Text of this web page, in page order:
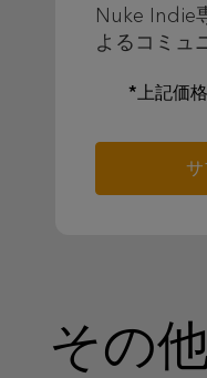
Nuke Indie
よるコミュ
*上記価
その